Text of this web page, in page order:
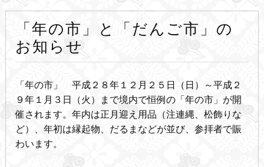
「年の市」と「だんご市」の
お知らせ
「年の市」 平成２８年１２月２５日（日）～平成２
９年１月３日（火）まで境内で恒例の「年の市」が開
催されます。年内は正月迎え用品（注連縄、松飾りな
ど）、年初は縁起物、だるまなどが並び、参拝者で賑
わいます。